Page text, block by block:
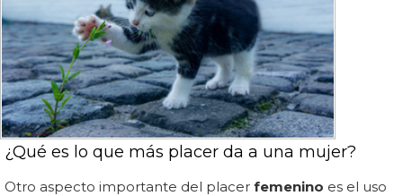
¿Qué es lo que más placer da a una mujer?
Otro aspecto importante del placer femenino es el uso